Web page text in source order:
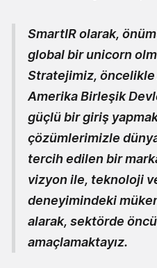
SmartIR olarak,
global bir unicorn
Stratejimiz, öncelikle
Amerika Birleşik
güçlü bir giriş
çözümlerimizle
tercih edilen bir
vizyon ile, teknoloji
deneyimindeki
alarak, sektörde
amaçlamaktayız.